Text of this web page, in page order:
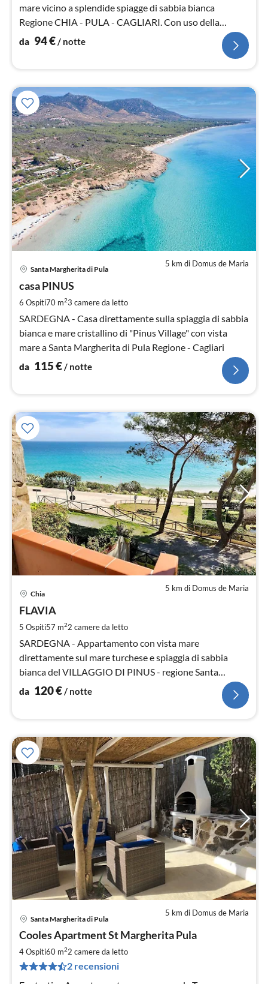
mare vicino a splendide spiagge di sabbia bianca
Regione CHIA - PULA - CAGLIARI. Con uso della
piscina nella residenza di Capo-Blu.
da 94€/ notte
5 km di Domus de Maria
Santa Margherita di Pula
casa PINUS
6 Ospiti70 m23 camere da letto
SARDEGNA - Casa direttamente sulla spiaggia di sabbia
bianca e mare cristallino di "Pinus Village" con vista
mare a Santa Margherita di Pula Regione - Cagliari
da 115€ / notte
5 km di Domus de Maria
Chia
FLAVIA
5 Ospiti57 m22 camere da letto
SARDEGNA - Appartamento con vista mare
direttamente sul mare turchese e spiaggia di sabbia
bianca del VILLAGGIO DI PINUS - regione Santa
Margherita di PULA - CHIA - CAGLIARI.
da 120€/ notte
5 km di Domus de Maria
Santa Margherita di Pula
Cooles Apartment St Margherita Pula
4 Ospiti60 m22 camere da letto
2 recensioni